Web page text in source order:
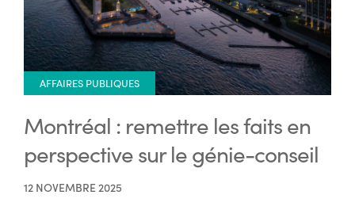
AFFAIRES PUBLIQUES
Montréal : remettre les faits en
perspective sur le génie-conseil
12 NOVEMBRE 2025